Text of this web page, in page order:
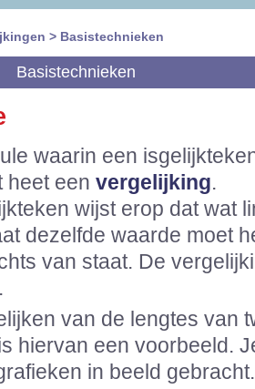
> Basistechnieken
Basistechnieken
waarin een
heet een vergelijking.
wijst erop dat wat
dezelfde waarde moet
van staat. De
van de lengtes van
hiervan een voorbeeld.
in beeld gebracht.